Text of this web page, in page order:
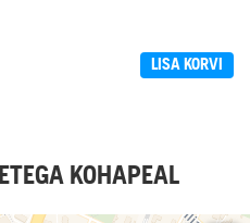
LISA KORVI
KOHAPEAL